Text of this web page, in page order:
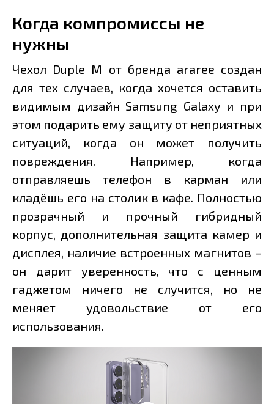
Когда компромиссы не
нужны
Чехол Duple M от бренда araree создан
для тех случаев, когда хочется оставить
видимым дизайн Samsung Galaxy и при
этом подарить ему защиту от неприятных
ситуаций, когда он может получить
повреждения. Например, когда
отправляешь телефон в карман или
кладёшь его на столик в кафе. Полностью
прозрачный и прочный гибридный
корпус, дополнительная защита камер и
дисплея, наличие встроенных магнитов –
он дарит уверенность, что с ценным
гаджетом ничего не случится, но не
меняет удовольствие от его
использования.